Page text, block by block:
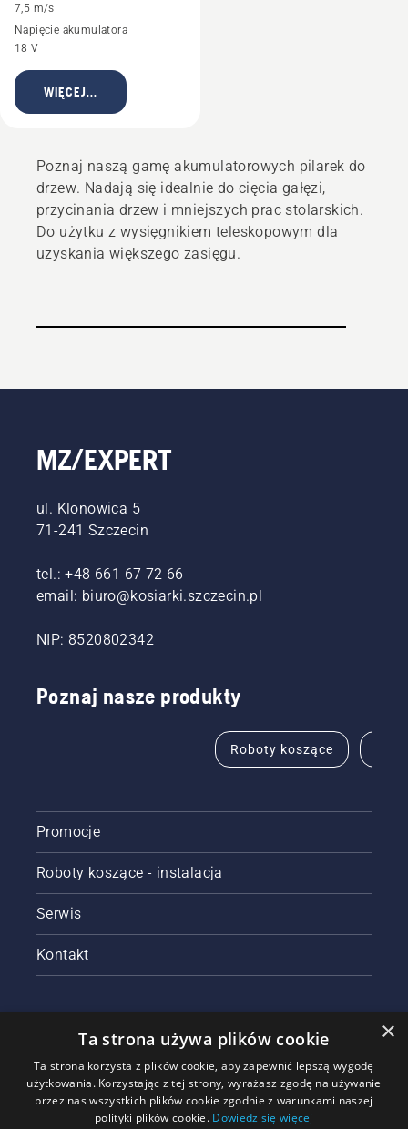
7,5 m/s
Napięcie akumulatora
18 V
WIĘCEJ...
Poznaj naszą gamę akumulatorowych pilarek do
drzew. Nadają się idealnie do cięcia gałęzi,
przycinania drzew i mniejszych prac stolarskich.
Do użytku z wysięgnikiem teleskopowym dla
uzyskania większego zasięgu.
MZ/EXPERT
ul. Klonowica 5
71-241 Szczecin
tel.: +48 661 67 72 66
email: biuro@kosiarki.szczecin.pl
NIP: 8520802342
Poznaj nasze produkty
Roboty koszące
Promocje
Roboty koszące - instalacja
Serwis
Kontakt
×
Ta strona używa plików cookie
Ta strona korzysta z plików cookie, aby zapewnić lepszą wygodę
użytkowania. Korzystając z tej strony, wyrażasz zgodę na używanie
przez nas wszystkich plików cookie zgodnie z warunkami naszej
polityki plików cookie. Dowiedz się więcej